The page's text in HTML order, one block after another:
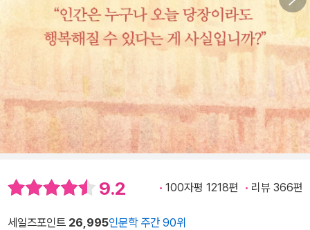
9.2 100자평 1218편 리뷰 366편
세일즈포인트 26,995인문학 주간 90위